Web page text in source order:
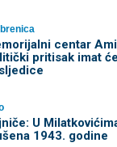
centar
pritisak imat
U
1943. godine